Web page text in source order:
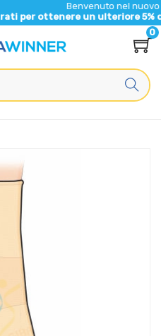
Benvenuto nel nuovo sito di
un ulteriore 5% di
0